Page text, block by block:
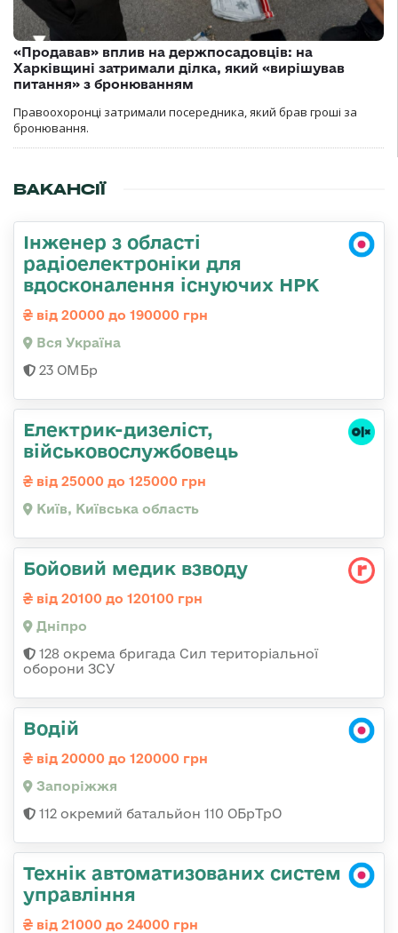
«Продавав» вплив на держпосадовців: на
Харківщині затримали ділка, який «вирішував
питання» з бронюванням
Правоохоронці затримали посередника, який брав гроші за
бронювання.
ВАКАНСІЇ
Інженер з області
радіоелектроніки для
вдосконалення існуючих НРК
від 20000 до 190000 грн
Вся Україна
23 ОМБр
Електрик-дизеліст,
військовослужбовець
від 25000 до 125000 грн
Київ, Київська область
Бойовий медик взводу
від 20100 до 120100 грн
Дніпро
128 окрема бригада Сил територіальної
оборони ЗСУ
Водій
від 20000 до 120000 грн
Запоріжжя
112 окремий батальйон 110 ОБрТрО
Технік автоматизованих систем
управління
від 21000 до 24000 грн